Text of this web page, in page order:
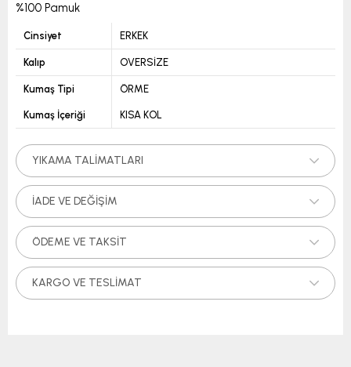
%100 Pamuk
Cinsiyet ERKEK
Kalıp OVERSİZE
Kumaş Tipi ÖRME
Kumaş İçeriği KISA KOL
YIKAMA TALIMATLARI
İADE VE DEĞIŞIM
ÖDEME VE TAKSIT
KARGO VE TESLIMAT